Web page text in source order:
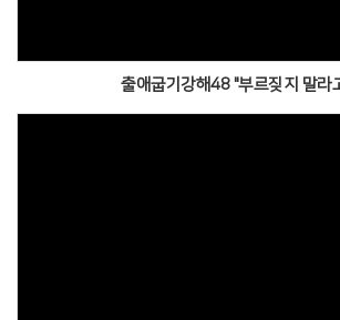
출애굽기강해48 "부르짖지 말라